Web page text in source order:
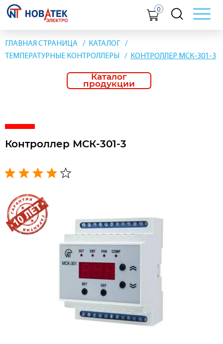
0
ГЛАВНАЯ СТРАНИЦА
КАТАЛОГ
ТЕМПЕРАТУРНЫЕ КОНТРОЛЛЕРЫ
КОНТРОЛЛЕР МСК-301-3
Каталог
продукции
Контроллер МСК-301-3